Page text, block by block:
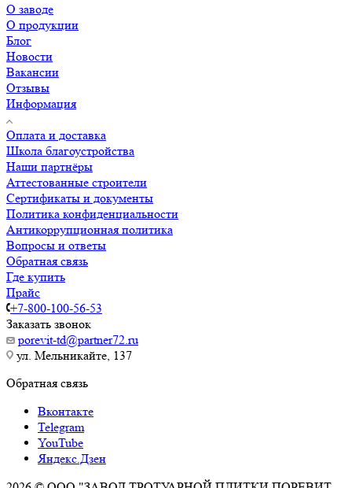
О заводе
О продукции
Блог
Новости
Вакансии
Отзывы
Информация
Оплата и доставка
Школа благоустройства
Наши партнёры
Аттестованные строители
Сертификаты и документы
Политика конфиденциальности
Антикоррупционная политика
Вопросы и ответы
Обратная связь
Где купить
Прайс
+7-800-100-56-53
Заказать звонок
porevit-td@partner72.ru
ул. Мельникайте, 137
Обратная связь
Вконтакте
Telegram
YouTube
Яндекс.Дзен